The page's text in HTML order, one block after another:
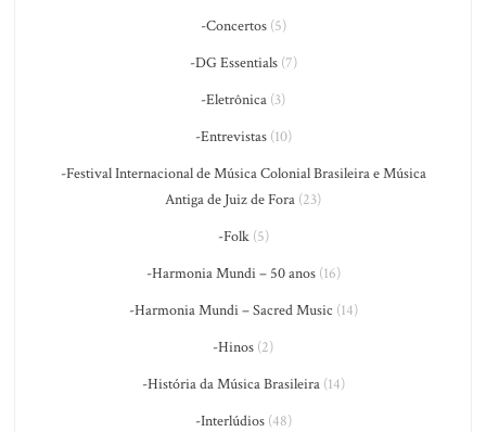
-Concertos(5)
-DG Essentials(7)
-Eletrônica (3)
-Entrevistas(10)
-Festival Internacional de Música Colonial Brasileira e Música
Antiga de Juiz de Fora (23)
-Folk(5)
-Harmonia Mundi – 50 anos(16)
-Harmonia Mundi – Sacred Music (14)
-Hinos (2)
-História da Música Brasileira(14)
-Interlúdios(48)